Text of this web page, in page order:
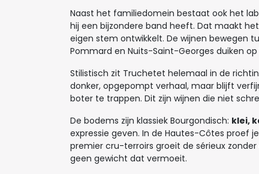
Naast het familiedomein bestaat ook het
hij een bijzondere band heeft. Dat maakt
eigen stem ontwikkelt. De wijnen bewegen
Pommard en Nuits-Saint-Georges duiken
Stilistisch zit Truchetet helemaal in de
donker, opgepompt verhaal, maar blijft
boter te trappen. Dit zijn wijnen die niet
De bodems zijn klassiek Bourgondisch: klei,
expressie geven. In de Hautes-Côtes proef
premier cru-terroirs groeit de sérieux
geen gewicht dat vermoeit.